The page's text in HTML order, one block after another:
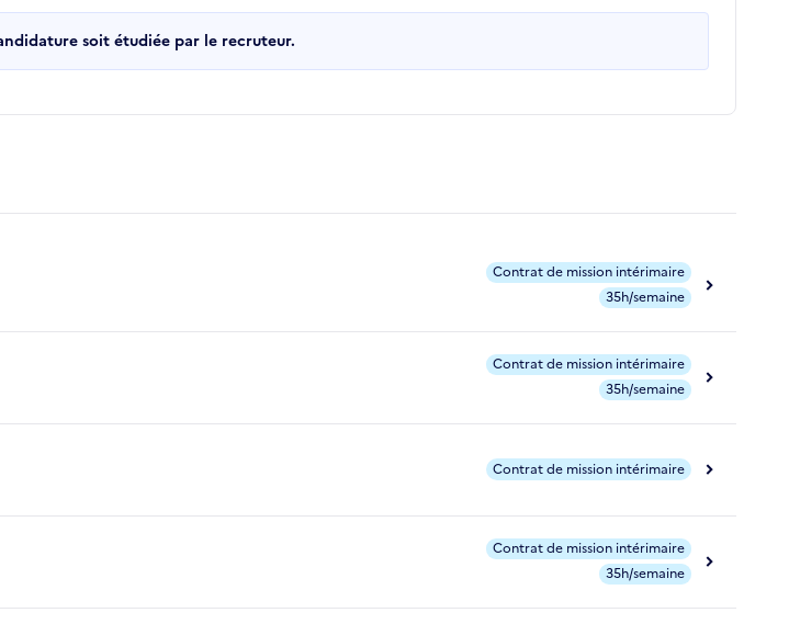
soit étudiée par le recruteur.
Contrat de mission intérimaire
35h/semaine
Contrat de mission intérimaire
35h/semaine
Contrat de mission intérimaire
Contrat de mission intérimaire
35h/semaine